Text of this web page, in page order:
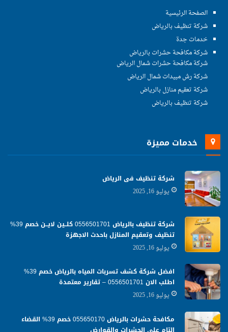
الصفحة الرئيسية
شركة تنظيف بالرياض
خدمات جدة
شركة مكافحة حشرات بالرياض
شركة مكافحة حشرات شمال الرياض
شركة رش مبيدات شمال الرياض
شركة تعقيم منازل بالرياض
شركة تنظيف بالرياض
خدمات مميزة
شركة تنظيف فى الرياض
يوليو 16, 2025
شركة تنظيف بالرياض 0556501701 كلــين لايــن خصم 39%
تنظيف وتعقيم المنازل باحدث الاجهزة
يوليو 16, 2025
افضل شركة كشف تسربات المياه بالرياض خصم 39%
اطلب الان 0556501701‬‏ – تقارير معتمدة
يوليو 16, 2025
مكافحة حشرات بالرياض 055650170 خصم 39% القضاء
التام علي الحشرات والقوارض